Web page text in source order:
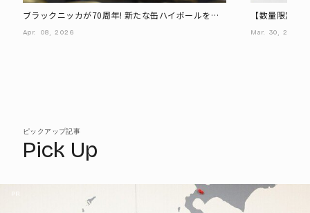
ブラックニッカが70周年! 新たな缶ハイボールを発
売 - オープニングイベントではニューヨークも登場
Apr. 08, 2026
【数量限定】
コレクション
Mar. 30, 2026
ピックアップ記事
Pick Up
PR